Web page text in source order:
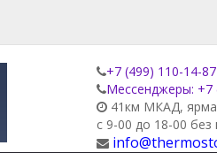
+7 (499) 110-14-87
Мессенджеры: +7
41км МКАД,
с 9-00 до 18-00